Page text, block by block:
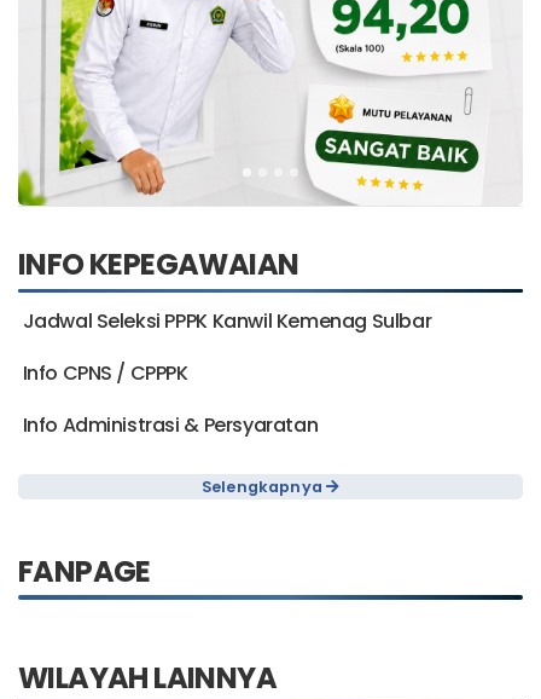
INFO KEPEGAWAIAN
Jadwal Seleksi PPPK Kanwil Kemenag Sulbar
Info CPNS / CPPPK
Info Administrasi & Persyaratan
Selengkapnya
FANPAGE
WILAYAH LAINNYA